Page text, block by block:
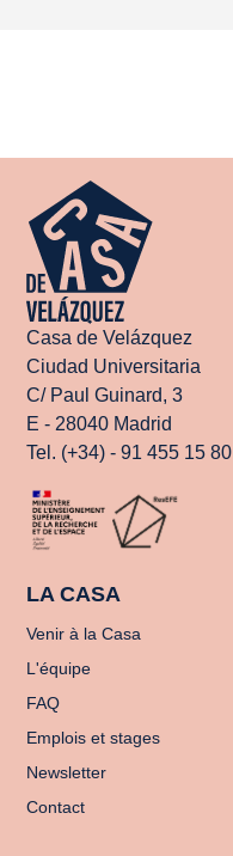
Casa de Velázquez
Ciudad Universitaria
C/ Paul Guinard, 3
E - 28040 Madrid
Tel. (+34) - 91 455 15 80
LA CASA
Venir à la Casa
L'équipe
FAQ
Emplois et stages
Newsletter
Contact